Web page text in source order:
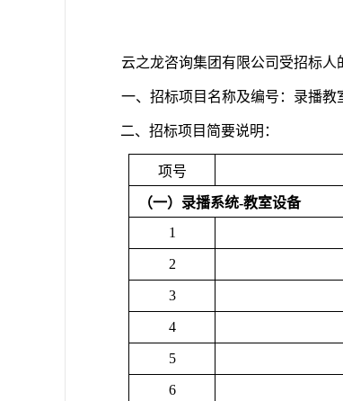
云之龙咨询集团有限公司受招标人
一、 招标项目名称及编号：录播教
二、招标项目简要说明：
项号
（一）录播系统-教室设备
1
2
3
4
5
6